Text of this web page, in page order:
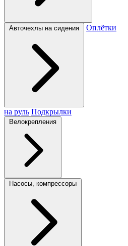
Авточехлы на сидения Оплётки
на руль Подкрылки
Велокрепления
Насосы, компрессоры